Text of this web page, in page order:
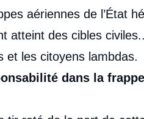
aériennes de l’État
atteint des cibles
et les citoyens lambdas.
dans la